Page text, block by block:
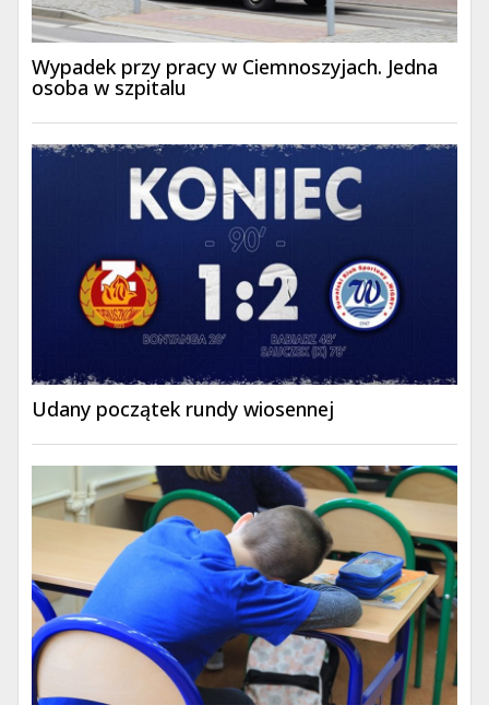
Wypadek przy pracy w Ciemnoszyjach. Jedna
osoba w szpitalu
Udany początek rundy wiosennej